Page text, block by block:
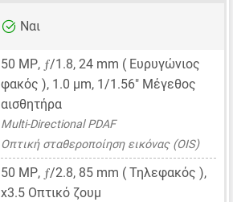
Ναι
50 MP, ƒ/1.8, 24 mm ( Ευρυγώνιος
φακός ), 1.0 μm, 1/1.56" Μέγεθος
αισθητήρα
Multi-Directional PDAF
Οπτική σταθεροποίηση εικόνας (OIS)
50 MP, ƒ/2.8, 85 mm ( Τηλεφακός ),
x3.5 Οπτικό ζουμ